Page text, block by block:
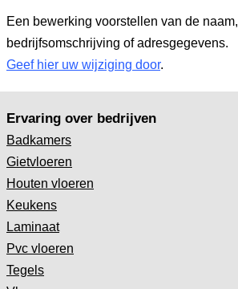
Een bewerking voorstellen van de naam,
bedrijfsomschrijving of adresgegevens.
Geef hier uw wijziging door.
Ervaring over bedrijven
Badkamers
Gietvloeren
Houten vloeren
Keukens
Laminaat
Pvc vloeren
Tegels